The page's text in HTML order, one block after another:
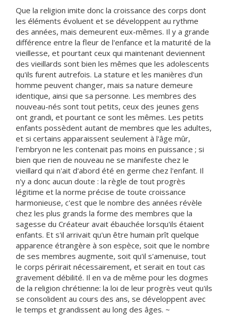
Que la religion imite donc la croissance des corps dont
les éléments évoluent et se développent au rythme
des années, mais demeurent eux-mêmes. Il y a grande
différence entre la fleur de l'enfance et la maturité de la
vieillesse, et pourtant ceux qui maintenant deviennent
des vieillards sont bien les mêmes que les adolescents
qu'ils furent autrefois. La stature et les manières d'un
homme peuvent changer, mais sa nature demeure
identique, ainsi que sa personne. Les membres des
nouveau-nés sont tout petits, ceux des jeunes gens
ont grandi, et pourtant ce sont les mêmes. Les petits
enfants possèdent autant de membres que les adultes,
et si certains apparaissent seulement à l'âge mûr,
l'embryon ne les contenait pas moins en puissance ; si
bien que rien de nouveau ne se manifeste chez le
vieillard qui n'ait d'abord été en germe chez l'enfant. Il
n'y a donc aucun doute : la règle de tout progrès
légitime et la norme précise de toute croissance
harmonieuse, c'est que le nombre des années révèle
chez les plus grands la forme des membres que la
sagesse du Créateur avait ébauchée lorsqu'ils étaient
enfants. Et s'il arrivait qu'un être humain prît quelque
apparence étrangère à son espèce, soit que le nombre
de ses membres augmente, soit qu'il s'amenuise, tout
le corps périrait nécessairement, et serait en tout cas
gravement débilité. Il en va de même pour les dogmes
de la religion chrétienne: la loi de leur progrès veut qu'ils
se consolident au cours des ans, se développent avec
le temps et grandissent au long des âges. ~